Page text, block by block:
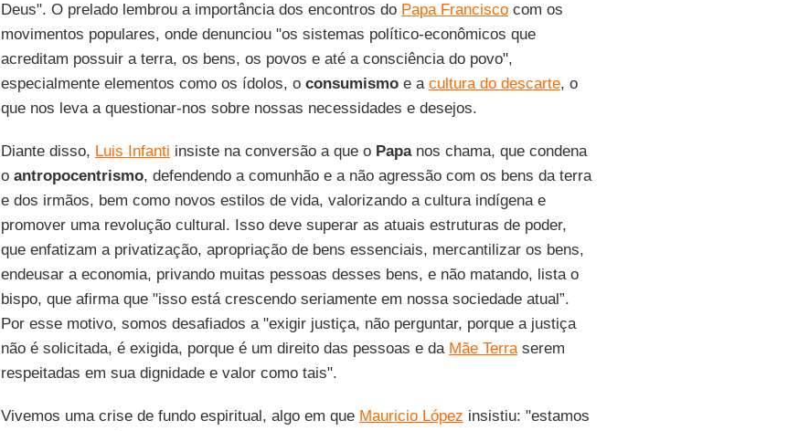
Deus". O prelado lembrou a importância dos encontros do Papa Franciscocom os
movimentos populares, onde denunciou "os sistemas político-econômicos que
acreditam possuir a terra, os bens, os povos e até a consciência do povo",
especialmente elementos como os ídolos, o consumismoe a cultura do descarte, o
que nos leva a questionar-nos sobre nossas necessidades e desejos.
Diante disso, Luis Infanti insiste na conversão a que o Papanos chama, que condena
o antropocentrismo, defendendo a comunhão e a não agressão com os bens da terra
e dos irmãos, bem como novos estilos de vida, valorizando a cultura indígena e
promover uma revolução cultural. Isso deve superar as atuais estruturas de poder,
que enfatizam a privatização, apropriação de bens essenciais, mercantilizar os bens,
endeusar a economia, privando muitas pessoas desses bens, e não matando, lista o
bispo, que afirma que "isso está crescendo seriamente em nossa sociedade atual”.
Por esse motivo, somos desafiados a "exigir justiça, não perguntar, porque a justiça
não é solicitada, é exigida, porque é um direito das pessoas e da Mãe Terraserem
respeitadas em sua dignidade e valor como tais".
Vivemos uma crise de fundo espiritual, algo em que Mauricio López insistiu: "estamos